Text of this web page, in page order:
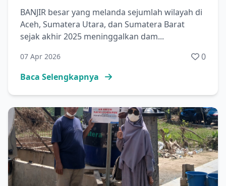
BANJIR besar yang melanda sejumlah wilayah di
Aceh, Sumatera Utara, dan Sumatera Barat
sejak akhir 2025 meninggalkan dam...
07 Apr 2026
0
Baca Selengkapnya